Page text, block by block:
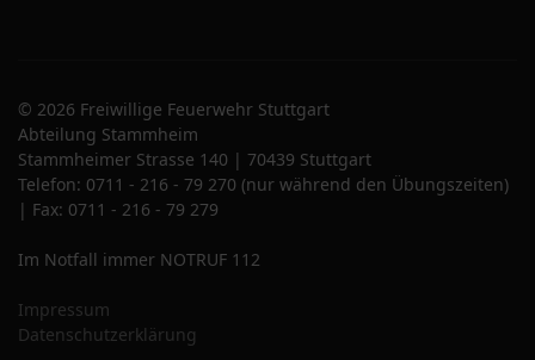
© 2026 Freiwillige Feuerwehr Stuttgart
Abteilung Stammheim
Stammheimer Strasse 140 | 70439 Stuttgart
Telefon: 0711 - 216 - 79 270 (nur während den Übungszeiten)
| Fax: 0711 - 216 - 79 279
Im Notfall immer NOTRUF 112
Impressum
Datenschutzerklärung